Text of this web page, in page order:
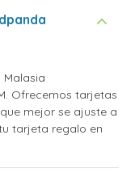
Ofrecemos tarjetas
mejor se ajuste a
tarjeta regalo en